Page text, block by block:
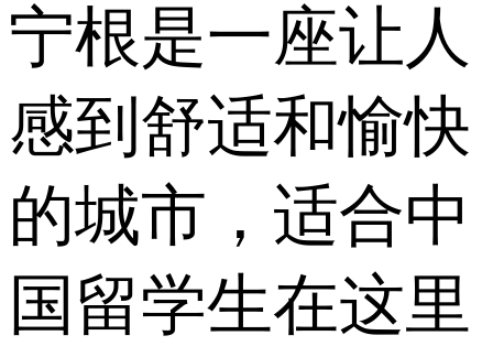
宁根是一座让人
感到舒适和愉快
的城市，适合中
国留学生在这里